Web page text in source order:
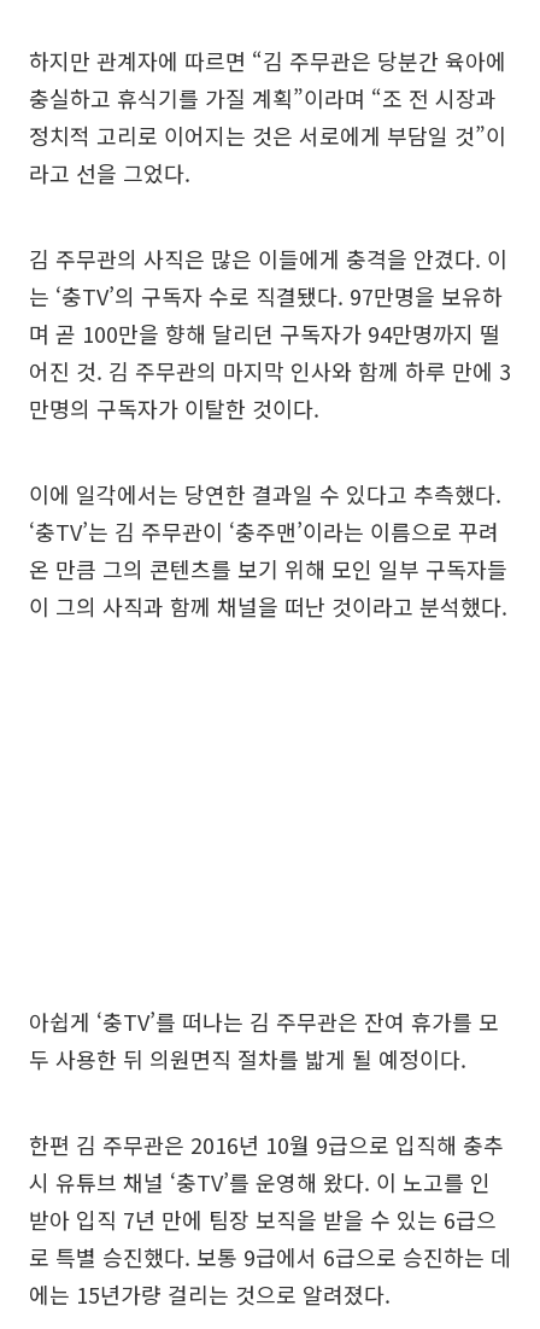
하지만 관계자에 따르면 “김 주무관은 당분간 육아에
충실하고 휴식기를 가질 계획”이라며 “조 전 시장과
정치적 고리로 이어지는 것은 서로에게 부담일 것”이
라고 선을 그었다.
김 주무관의 사직은 많은 이들에게 충격을 안겼다. 이
는 ‘충TV’의 구독자 수로 직결됐다. 97만명을 보유하
며 곧 100만을 향해 달리던 구독자가 94만명까지 떨
어진 것. 김 주무관의 마지막 인사와 함께 하루 만에 3
만명의 구독자가 이탈한 것이다.
이에 일각에서는 당연한 결과일 수 있다고 추측했다.
‘충TV’는 김 주무관이 ‘충주맨’이라는 이름으로 꾸려
온 만큼 그의 콘텐츠를 보기 위해 모인 일부 구독자들
이 그의 사직과 함께 채널을 떠난 것이라고 분석했다.
아쉽게 ‘충TV’를 떠나는 김 주무관은 잔여 휴가를 모
두 사용한 뒤 의원면직 절차를 밟게 될 예정이다.
한편 김 주무관은 2016년 10월 9급으로 입직해 충추
시 유튜브 채널 ‘충TV’를 운영해 왔다. 이 노고를 인
받아 입직 7년 만에 팀장 보직을 받을 수 있는 6급으
로 특별 승진했다. 보통 9급에서 6급으로 승진하는 데
에는 15년가량 걸리는 것으로 알려졌다.